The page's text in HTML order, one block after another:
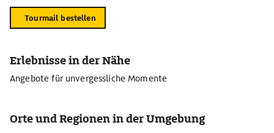
Tourmail bestellen
Erlebnisse in der Nähe
Angebote für unvergessliche Momente
Orte und Regionen in der Umgebung